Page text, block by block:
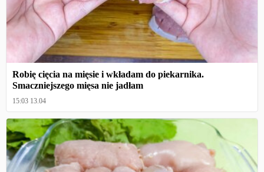
Robię cięcia na mięsie i wkładam do piekarnika.
Smaczniejszego mięsa nie jadłam
15:03 13.04